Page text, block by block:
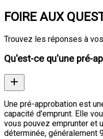
FOIRE AUX
Trouvez les réponses à
Qu'est-ce qu'une pré-
Une pré-approbation est
capacité d'emprunt. Elle
vous pouvez emprunter et
déterminée, généralement